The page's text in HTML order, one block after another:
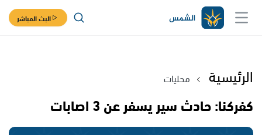
البث المباشر
الرئيسية محليات
كفركنا: حادث سير يسفر عن 3 اصابات